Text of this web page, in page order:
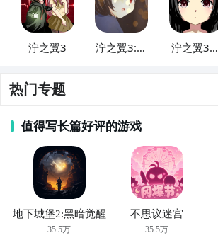
泞之翼3
泞之翼3:烛
泞之翼3：
热门专题
值得写长篇好评的游戏
地下城堡2:黑暗觉醒
35.5万
不思议迷宫
35.5万